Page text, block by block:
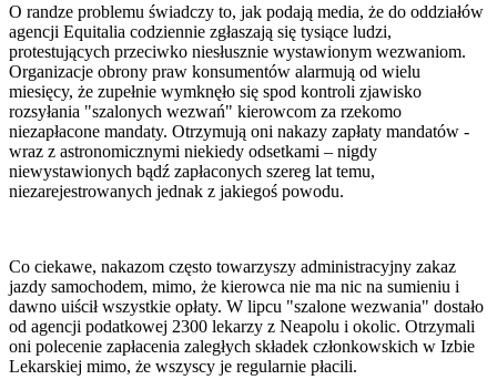
O randze problemu świadczy to, jak podają media, że do oddziałów
agencji Equitalia codziennie zgłaszają się tysiące ludzi,
protestujących przeciwko niesłusznie wystawionym wezwaniom.
Organizacje obrony praw konsumentów alarmują od wielu
miesięcy, że zupełnie wymknęło się spod kontroli zjawisko
rozsyłania "szalonych wezwań" kierowcom za rzekomo
niezapłacone mandaty. Otrzymują oni nakazy zapłaty mandatów -
wraz z astronomicznymi niekiedy odsetkami – nigdy
niewystawionych bądź zapłaconych szereg lat temu,
niezarejestrowanych jednak z jakiegoś powodu.
Co ciekawe, nakazom często towarzyszy administracyjny zakaz
jazdy samochodem, mimo, że kierowca nie ma nic na sumieniu i
dawno uiścił wszystkie opłaty. W lipcu "szalone wezwania" dostało
od agencji podatkowej 2300 lekarzy z Neapolu i okolic. Otrzymali
oni polecenie zapłacenia zaległych składek członkowskich w Izbie
Lekarskiej mimo, że wszyscy je regularnie płacili.